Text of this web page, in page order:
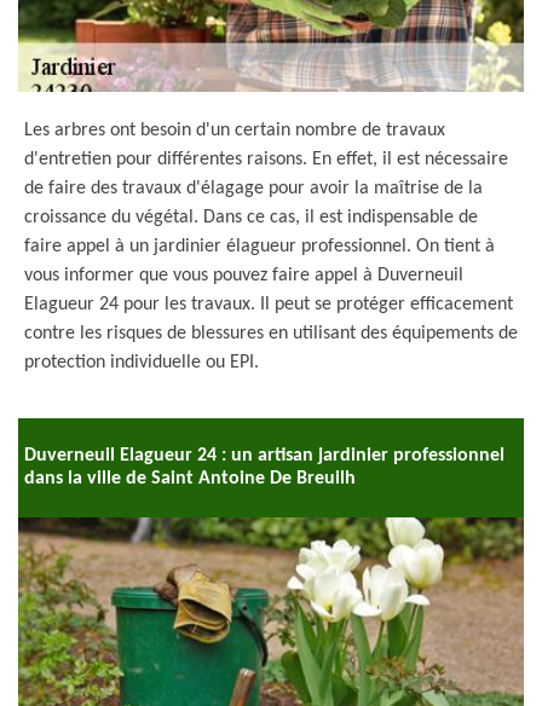
Les arbres ont besoin d'un certain nombre de travaux
d'entretien pour différentes raisons. En effet, il est nécessaire
de faire des travaux d'élagage pour avoir la maîtrise de la
croissance du végétal. Dans ce cas, il est indispensable de
faire appel à un jardinier élagueur professionnel. On tient à
vous informer que vous pouvez faire appel à Duverneuil
Elagueur 24 pour les travaux. Il peut se protéger efficacement
contre les risques de blessures en utilisant des équipements de
protection individuelle ou EPI.
Duverneuil Elagueur 24 : un artisan jardinier professionnel
dans la ville de Saint Antoine De Breuilh